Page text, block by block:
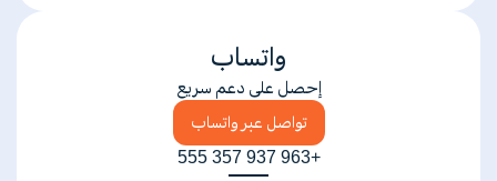
واتساب
إحصل على دعم سريع
تواصل عبر واتساب
+963 937 357 555